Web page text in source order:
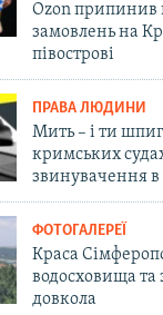
Ozon
замовлень на
півострові
ПРАВА ЛЮДИНИ
Мить – і ти
кримських
звинувачення в
ФОТОГАЛЕРЕЇ
Краса
водосховища та
довкола